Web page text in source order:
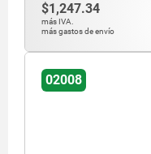
$1,247.34
más IVA.
más gastos de envío
02008